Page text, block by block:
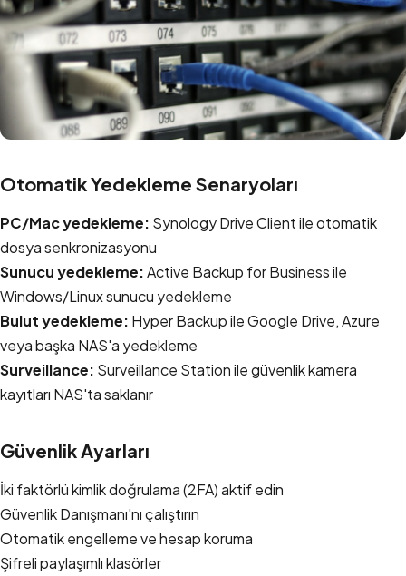
Otomatik Yedekleme Senaryoları
PC/Mac yedekleme: Synology Drive Client ile otomatik
dosya senkronizasyonu
Sunucu yedekleme:Active Backup for Business ile
Windows/Linux sunucu yedekleme
Bulut yedekleme: Hyper Backup ile Google Drive, Azure
veya başka NAS'a yedekleme
Surveillance: Surveillance Station ile güvenlik kamera
kayıtları NAS'ta saklanır
Güvenlik Ayarları
İki faktörlü kimlik doğrulama (2FA) aktif edin
Güvenlik Danışmanı'nı çalıştırın
Otomatik engelleme ve hesap koruma
Şifreli paylaşımlı klasörler